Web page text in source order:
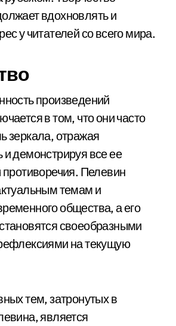
вдохновлять и
у читателей со всего мира.
произведений
в том, что они часто
зеркала, отражая
демонстрируя все ее
противоречия. Пелевин
темам и
общества, а его
своеобразными
на текущую
тем, затронутых в
является